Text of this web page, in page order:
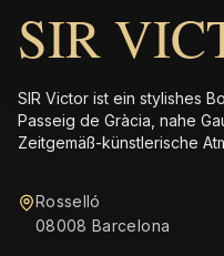
SIR
SIR Victor ist ein stylishes
Passeig de Gràcia, nahe
Zeitgemäß-künstlerische
Rosselló
08008 Barcelona